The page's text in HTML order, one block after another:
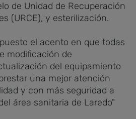
de Unidad de Recuperación
(URCE), y esterilización.
el acento en que todas
modificación de
del equipamiento
una mejor atención
y con más seguridad a
área sanitaria de Laredo"